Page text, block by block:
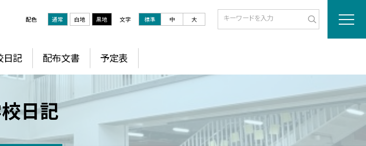
配色 通常 白地 黒地 文字 標準 中 大
日記 配布文書 予定表
日記